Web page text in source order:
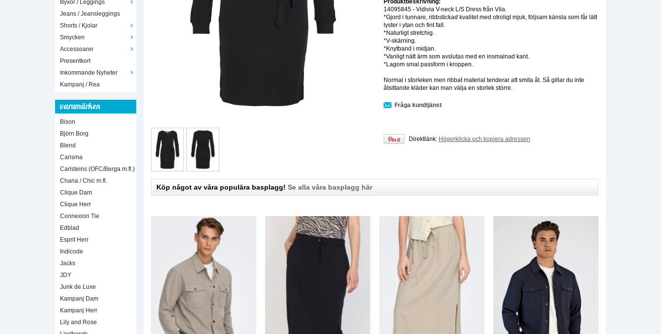
Byxor / Leggings
Jeans / Jeansleggings
Shorts / Kjolar
Smycken
Accessoarer
Presentkort
Inkommande Nyheter
Kampanj / Rea
varumärken
Bison
Björn Borg
Blend
Carisma
Carlsteins (OFC/Berga m.fl.)
Chana / Chic m.fl.
Clique Dam
Clique Herr
Connexion Tie
Edblad
Esprit Herr
Indicode
Jacks
JDY
Junk de Luxe
Kampanj Dam
Kampanj Herr
Lily and Rose
Produktbeskrivning:
14095845 - Vidivia V-neck L/S Dress från Vila.
*Gjord i tunnare, ribbstickad kvalitet med otroligt mjuk, följsam känsla som får lätt
lyster i ytan och fint fall.
*Naturligt stretchig.
*V-skärning.
*Knytband i midjan.
*Vanligt nätt ärm som avslutas med en insmalnad kant.
*Lagom smal passform i kroppen.
Normal i storleken men ribbat material tenderar att smita åt. Så gillar du inte
åtsittande kläder kan man välja en storlek större.
Fråga kundtjänst
Direktlänk: Högerklicka och kopiera adressen
Köp något av våra populära basplagg! Se alla våra basplagg här